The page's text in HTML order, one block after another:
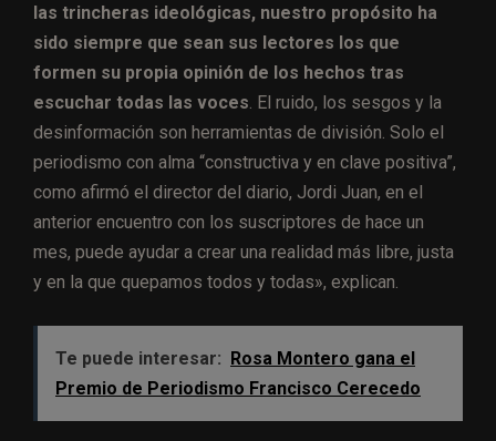
las trincheras ideológicas, nuestro propósito ha
sido siempre que sean sus lectores los que
formen su propia opinión de los hechos tras
escuchar todas las voces . El ruido, los sesgos y la
desinformación son herramientas de división. Solo el
periodismo con alma “constructiva y en clave positiva”,
como afirmó el director del diario, Jordi Juan, en el
anterior encuentro con los suscriptores de hace un
mes, puede ayudar a crear una realidad más libre, justa
y en la que quepamos todos y todas», explican.
Te puede interesar: Rosa Montero gana el
Premio de Periodismo Francisco Cerecedo